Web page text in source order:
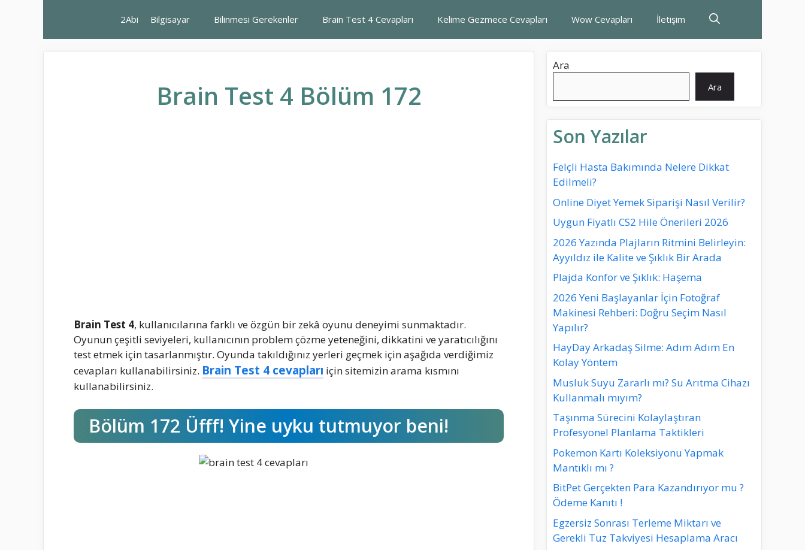
2Abi Bilgisayar Bilinmesi Gerekenler Brain Test 4 Cevapları Kelime Gezmece Cevapları Wow Cevapları İletişim
Brain Test 4 Bölüm 172
Brain Test 4, kullanıcılarına farklı ve özgün bir zekâ oyunu deneyimi sunmaktadır.
Oyunun çeşitli seviyeleri, kullanıcının problem çözme yeteneğini, dikkatini ve yaratıcılığını
test etmek için tasarlanmıştır. Oyunda takıldığınız yerleri geçmek için aşağıda verdiğimiz
cevapları kullanabilirsiniz. Brain Test 4 cevapları için sitemizin arama kısmını
kullanabilirsiniz.
Bölüm 172 Üfff! Yine uyku tutmuyor beni!
Ara
Ara
Son Yazılar
Felçli Hasta Bakımında Nelere Dikkat
Edilmeli?
Online Diyet Yemek Siparişi Nasıl Verilir?
Uygun Fiyatlı CS2 Hile Önerileri 2026
2026 Yazında Plajların Ritmini Belirleyin:
Ayyıldız ile Kalite ve Şıklık Bir Arada
Plajda Konfor ve Şıklık: Haşema
2026 Yeni Başlayanlar İçin Fotoğraf
Makinesi Rehberi: Doğru Seçim Nasıl
Yapılır?
HayDay Arkadaş Silme: Adım Adım En
Kolay Yöntem
Musluk Suyu Zararlı mı? Su Arıtma Cihazı
Kullanmalı mıyım?
Taşınma Sürecini Kolaylaştıran
Profesyonel Planlama Taktikleri
Pokemon Kartı Koleksiyonu Yapmak
Mantıklı mı ?
BitPet Gerçekten Para Kazandırıyor mu ?
Ödeme Kanıtı !
Egzersiz Sonrası Terleme Miktarı ve
Gerekli Tuz Takviyesi Hesaplama Aracı